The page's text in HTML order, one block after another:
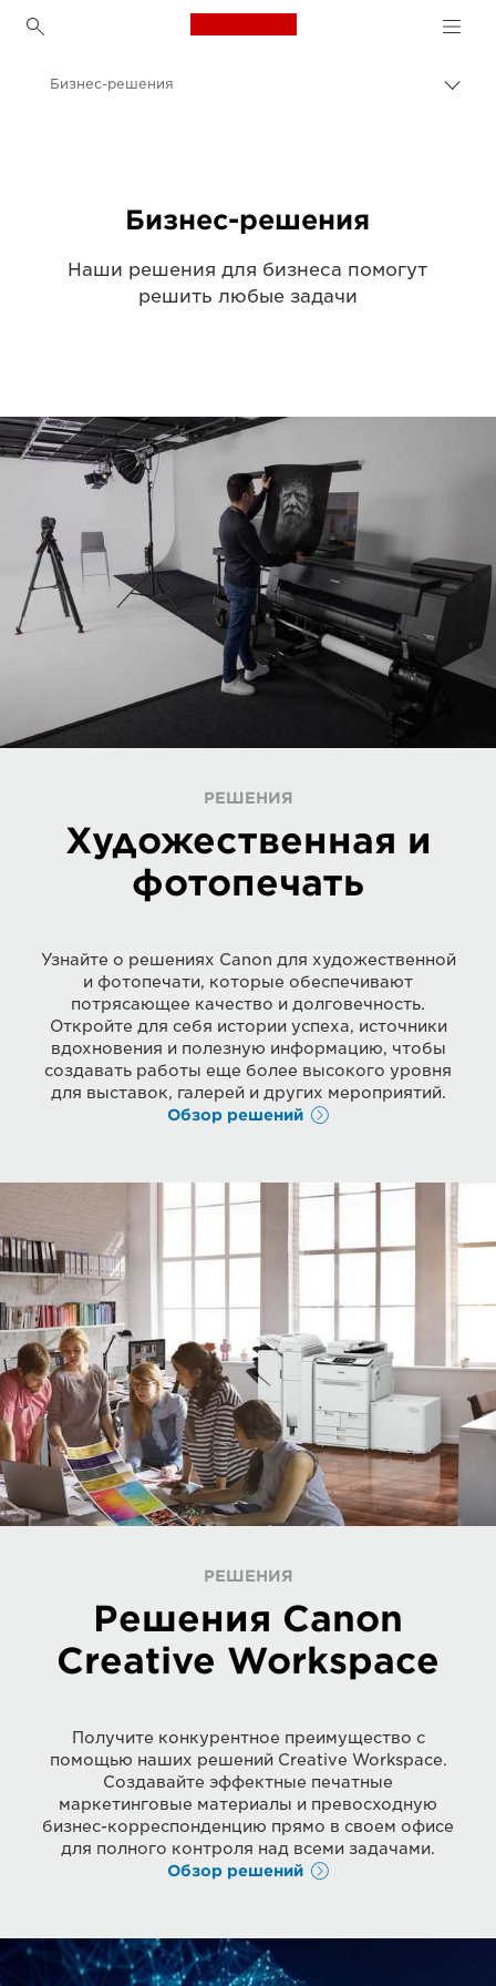
Canon Logo, back to
Бизнес-решения
Бизнес-решения
Наши решения для бизнеса помогут
решить любые задачи
РЕШЕНИЯ
Художественная и
фотопечать
Узнайте о решениях Canon для художественной
и фотопечати, которые обеспечивают
потрясающее качество и долговечность.
Откройте для себя истории успеха, источники
вдохновения и полезную информацию, чтобы
создавать работы еще более высокого уровня
для выставок, галерей и других мероприятий.
Обзор решений
РЕШЕНИЯ
Решения Canon
Creative Workspace
Получите конкурентное преимущество с
помощью наших решений Creative Workspace.
Создавайте эффектные печатные
маркетинговые материалы и превосходную
бизнес-корреспонденцию прямо в своем офисе
для полного контроля над всеми задачами.
Обзор решений